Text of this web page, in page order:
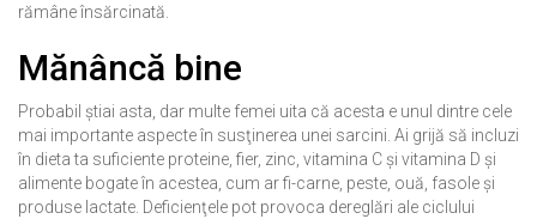
rămâne însărcinată.
Mănâncă bine
Probabil ştiai asta, dar multe femei uita că acesta e unul dintre cele
mai importante aspecte în susţinerea unei sarcini. Ai grijă să incluzi
în dieta ta suficiente proteine, fier, zinc, vitamina C şi vitamina D şi
alimente bogate în acestea, cum ar fi-carne, peste, ouă, fasole şi
produse lactate. Deficienţele pot provoca dereglări ale ciclului